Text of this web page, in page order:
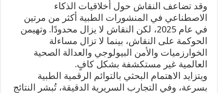
وقد تضاعف النقاش حول أخلاقيات الذكاء
الاصطناعي في المنشورات الطبية أكثر من مرتين
في عام 2025، لكن النقاش لا يزال محدودًا. وتهيمن
الحوكمة على النقاش، بينما لا تزال مساءلة
الخوارزميات والأمن البيولوجي والعدالة الصحية
العالمية غير مستكشفة بشكل كافٍ.
ويتزايد الاهتمام البحثي بالتوائم الرقمية الطبية
بسرعة، وفي التجارب السريرية الدقيقة، تُبشر النتائج